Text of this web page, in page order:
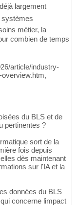
largement
systèmes
métier, la
combien de temps
article/industry-
du BLS et de
pertinentes ?
sort de la
fois depuis
dès maintenant
sur l'IA et la
données du BLS
concerne limpact